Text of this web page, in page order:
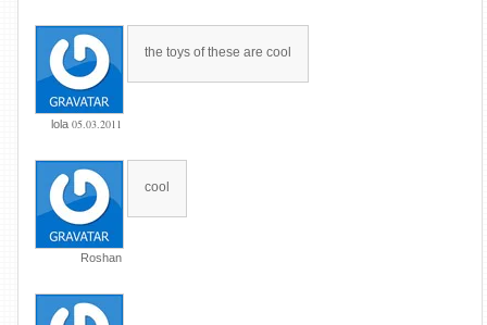
lola 05.03.2011
the toys of these are cool
Roshan
cool